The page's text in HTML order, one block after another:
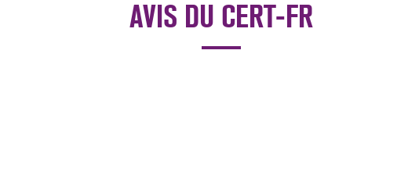
AVIS DU CERT-FR